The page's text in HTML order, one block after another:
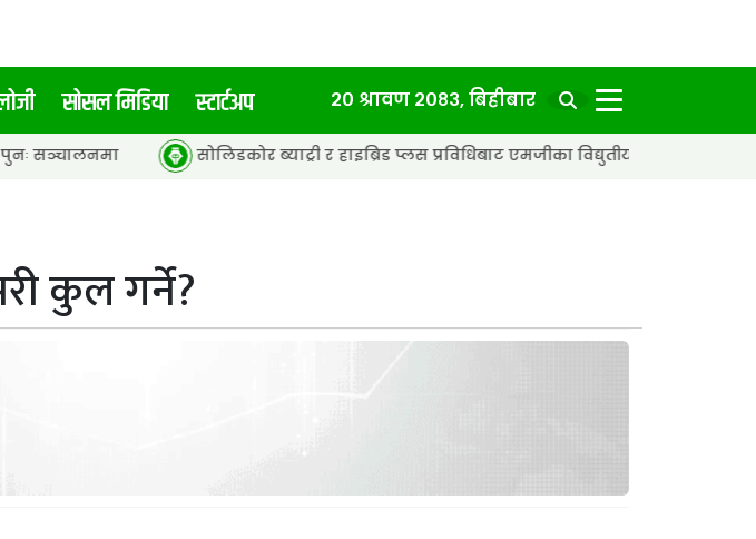
सोसल मिडिया स्टार्टअप २० श्रावण २०८३, बिहीबार
सोलिडकोर ब्याट्री र हाइब्रिड प्लस प्रविधिबाट एमजीका विद्युतीय कार अझ छिटा र स्मार्ट बन्दै
कुल गर्ने?